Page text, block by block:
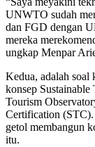
UNWTO sudah
dan FGD dengan
mereka
ungkap Menpar
Kedua, adalah soal
konsep
Tourism
Certification (STC).
getol membangun
itu.